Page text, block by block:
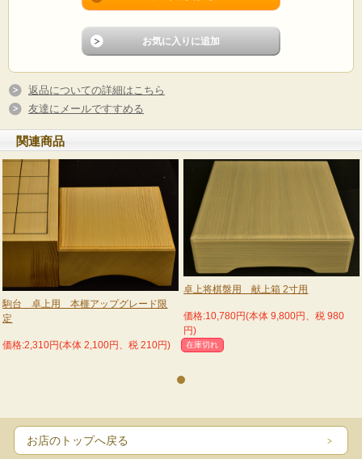
№2
返品についての詳細はこちら
友達にメールですすめる
関連商品
駒台 卓上用 本榧アップグレード限
定
価格:2,310円(本体 2,100円、税 210円)
卓上将棋盤用 献上箱 2寸用
価格:10,780円(本体 9,800円、税 980
円)
在庫切れ
お店のトップへ戻る